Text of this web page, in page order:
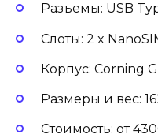
Разъемы: USB
Слоты: 2 x
Корпус: Corning
Размеры и вес:
Стоимость: от